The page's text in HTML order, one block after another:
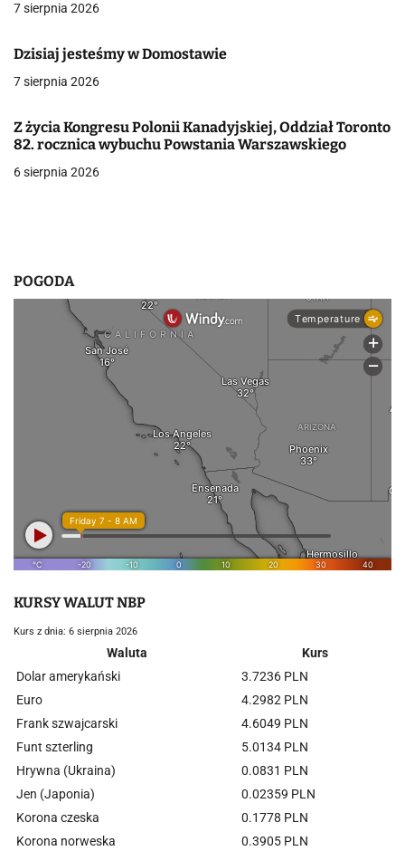
j
a
w
p
i
7 sierpnia 2026
Dzisiaj jesteśmy w Domostawie
7 sierpnia 2026
Z życia Kongresu Polonii Kanadyjskiej, Oddział Toronto
82. rocznica wybuchu Powstania Warszawskiego
6 sierpnia 2026
POGODA
KURSY WALUT NBP
Kurs z dnia: 6 sierpnia 2026
Waluta
Kurs
Dolar amerykański
3.7236 PLN
Euro
4.2982 PLN
Frank szwajcarski
4.6049 PLN
Funt szterling
5.0134 PLN
Hrywna (Ukraina)
0.0831 PLN
Jen (Japonia)
0.02359 PLN
Korona czeska
0.1778 PLN
Korona norweska
0.3905 PLN